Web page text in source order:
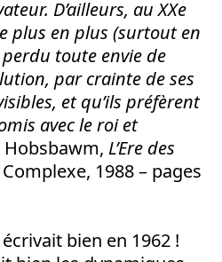
D’ailleurs, au XXe
plus en plus (surtout en
toute envie de
par crainte de ses
et qu’ils préfèrent
avec le roi et
Hobsbawm, L’Ere des
1988 – pages
bien en 1962 !